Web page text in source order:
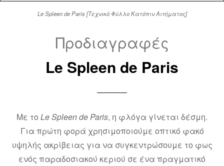
Le Spleen de Paris [Τεχνικό Φύλλο Κατόπιν Αιτήματος]
Προδιαγραφές
Le Spleen de Paris
Με το Le Spleen de Paris, η φλόγα γίνεται δέσμη.
Για πρώτη φορά χρησιμοποιούμε οπτικό φακό
υψηλής ακρίβειας για να συγκεντρώσουμε το φως
ενός παραδοσιακού κεριού σε ένα πραγματικό